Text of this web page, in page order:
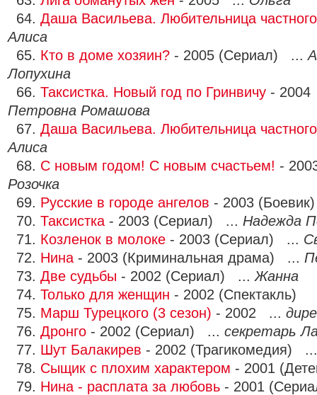
64. Даша Васильева. Любительница
Алиса
65. Кто в доме хозяин? - 2005 (Сериал) ...
Лопухина
66. Таксистка. Новый год по Гринвичу -
Петровна Ромашова
67. Даша Васильева. Любительница
Алиса
68. С новым годом! С новым счастьем! -
Розочка
69. Русские в городе ангелов - 2003
70. Таксистка - 2003 (Сериал) ... Надежда
71. Козленок в молоке - 2003 (Сериал) ...
72. Нина - 2003 (Криминальная драма) ...
73. Две судьбы - 2002 (Сериал) ... Жанна
74. Только для женщин - 2002 (Спектакль)
75. Марш Турецкого (3 сезон) - 2002 ...
76. Дронго - 2002 (Сериал) ... секретарь
77. Шут Балакирев - 2002 (Трагикомедия)
78. Сыщик с плохим характером - 2001
79. Нина - расплата за любовь - 2001